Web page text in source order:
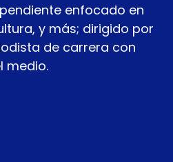
enfocado en
y más; dirigido por
de carrera con
medio.